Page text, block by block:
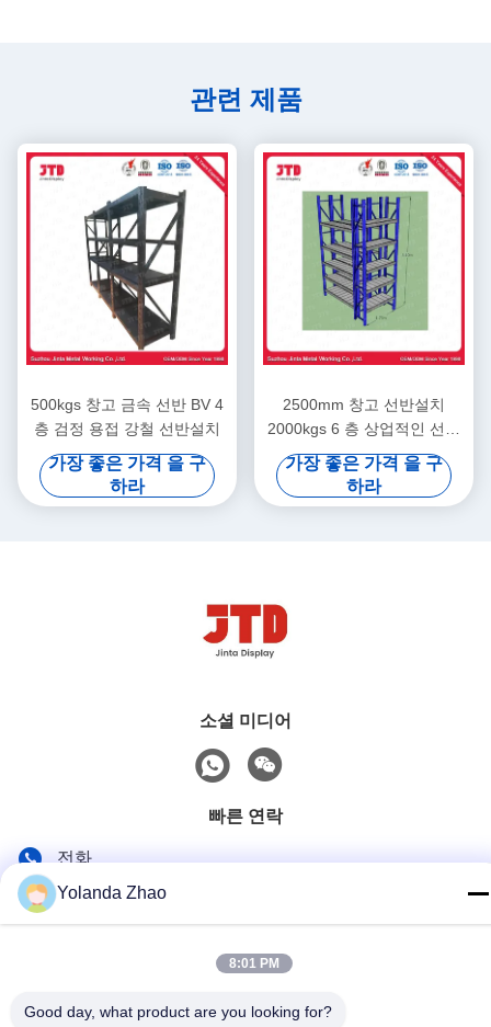
관련 제품
500kgs 창고 금속 선반 BV 4
층 검정 용접 강철 선반설치
가장 좋은 가격 을 구
하라
2500mm 창고 선반설치
2000kgs 6 층 상업적인 선반
설치
가장 좋은 가격 을 구
하라
소셜 미디어
빠른 연락
전화
86--18021269661
yolanda@chinesejinta.com
주소
Yolanda Zhao
8:01 PM
Good day, what product are you looking for?